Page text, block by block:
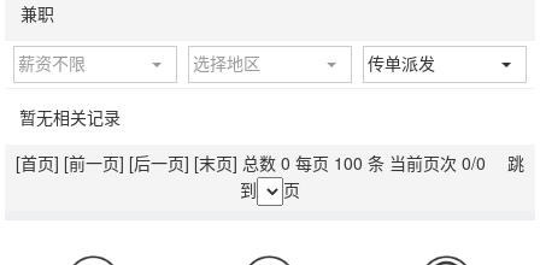
兼职
薪资不限 选择地区 传单派发
暂无相关记录
[首页] [前一页] [后一页] [末页] 总数 0 每页 100 条 当前页次 0/0 跳
到
页